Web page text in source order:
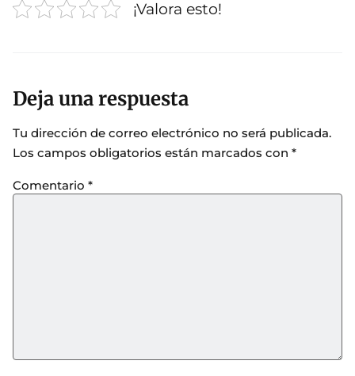
¡Valora esto!
Deja una respuesta
Tu dirección de correo electrónico no será publicada.
Los campos obligatorios están marcados con *
Comentario *